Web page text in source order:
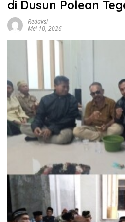
di Dusun Polean
Redaksi
Mei 10, 2026